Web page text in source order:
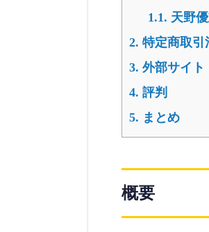
1.1. 天野
2. 特定商取引
3. 外部サイト
4. 評判
5. まとめ
概要